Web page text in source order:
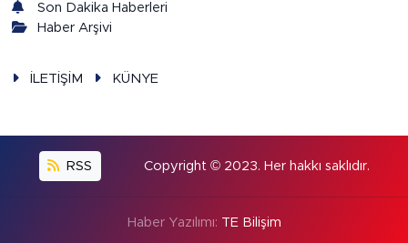
Son Dakika Haberleri
Haber Arşivi
İLETİŞİM KÜNYE
RSS Copyright © 2023. Her hakkı saklıdır.
Haber Yazılımı: TE Bilişim